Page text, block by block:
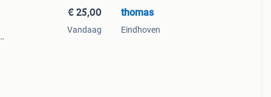
€ 25,00
Vandaag
thomas
Eindhoven